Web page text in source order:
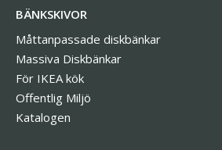
BÄNKSKIVOR
Måttanpassade diskbänkar
Massiva Diskbänkar
För IKEA kök
Offentlig Miljö
Katalogen